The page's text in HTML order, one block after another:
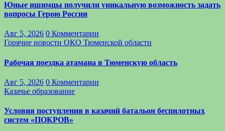
Юные ишимцы получили уникальную возможность задать
вопросы Герою России
Авг 5, 2026 0 Комментарии
Горячие новости ОКО Тюменской области
Рабочая поездка атамана в Тюменскую область
Авг 5, 2026 0 Комментарии
Казачье образование
Условия поступления в казачий батальон беспилотных
систем «ПОКРОВ»